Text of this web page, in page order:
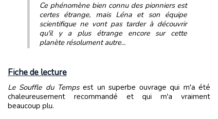
Ce phénomène bien connu des pionniers est
certes étrange, mais Léna et son équipe
scientifique ne vont pas tarder à découvrir
qu'il y a plus étrange encore sur cette
planète résolument autre...
Fiche de lecture
Le Souffle du Tempsest un superbe ouvrage qui m'a été
chaleureusement recommandé et qui m'a vraiment
beaucoup plu.